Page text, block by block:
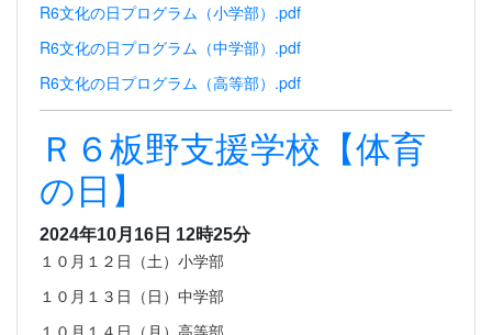
R6文化の日プログラム（小学部）.pdf
R6文化の日プログラム（中学部）.pdf
R6文化の日プログラム（高等部）.pdf
Ｒ６板野支援学校【体育
の日】
2024年10月16日 12時25分
１０月１２日（土）小学部
１０月１３日（日）中学部